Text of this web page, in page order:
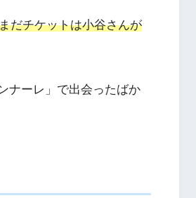
だチケットは小谷さんが
ナーレ」で出会ったばか